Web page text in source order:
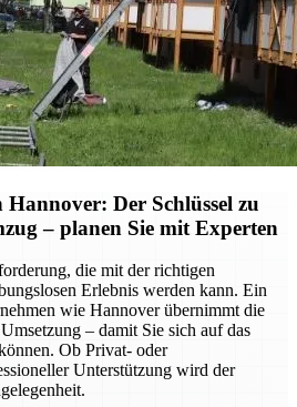
Der Schlüssel zu
– planen Sie mit Experten
die mit der richtigen
Erlebnis werden kann. Ein
wie Hannover übernimmt die
– damit Sie sich auf das
Ob Privat- oder
Unterstützung wird der